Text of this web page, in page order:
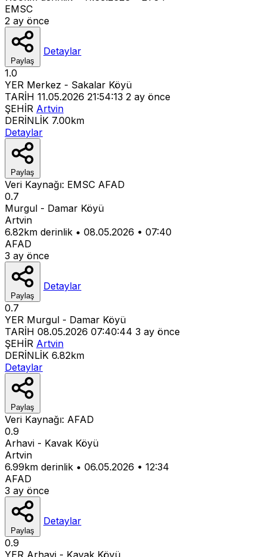
EMSC
2 ay önce
Paylaş
Detaylar
1.0
YER Merkez - Sakalar Köyü
TARİH 11.05.2026 21:54:13 2 ay önce
ŞEHİR Artvin
DERİNLİK 7.00km
Detaylar
Paylaş
Veri Kaynağı: EMSC AFAD
0.7
Murgul - Damar Köyü
Artvin
6.82km derinlik • 08.05.2026 • 07:40
AFAD
3 ay önce
Paylaş
Detaylar
0.7
YER Murgul - Damar Köyü
TARİH 08.05.2026 07:40:44 3 ay önce
ŞEHİR Artvin
DERİNLİK 6.82km
Detaylar
Paylaş
Veri Kaynağı: AFAD
0.9
Arhavi - Kavak Köyü
Artvin
6.99km derinlik • 06.05.2026 • 12:34
AFAD
3 ay önce
Paylaş
Detaylar
0.9
YER Arhavi - Kavak Köyü